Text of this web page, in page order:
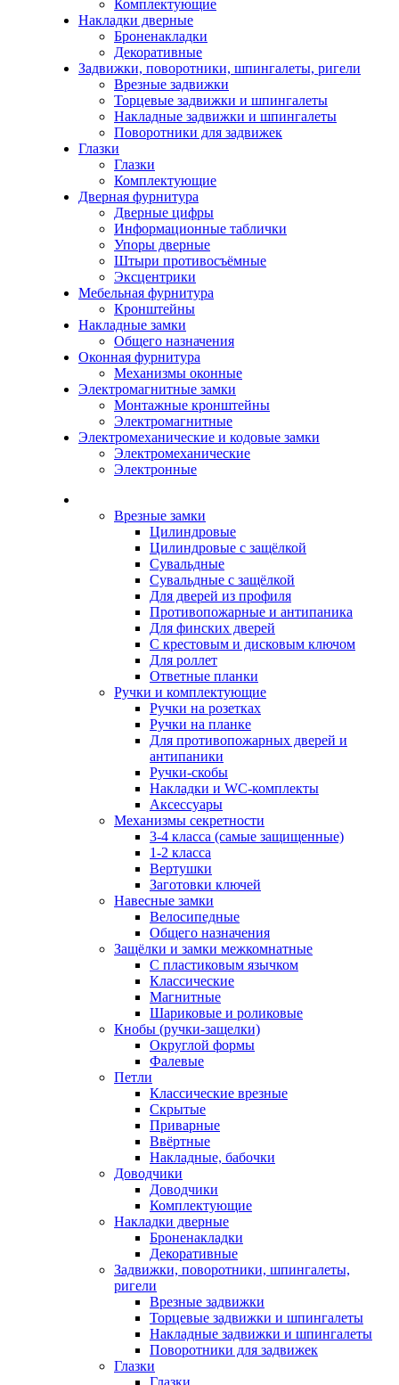
Комплектующие
Накладки дверные
Броненакладки
Декоративные
Задвижки, поворотники, шпингалеты, ригели
Врезные задвижки
Торцевые задвижки и шпингалеты
Накладные задвижки и шпингалеты
Поворотники для задвижек
Глазки
Глазки
Комплектующие
Дверная фурнитура
Дверные цифры
Информационные таблички
Упоры дверные
Штыри противосъёмные
Эксцентрики
Мебельная фурнитура
Кронштейны
Накладные замки
Общего назначения
Оконная фурнитура
Механизмы оконные
Электромагнитные замки
Монтажные кронштейны
Электромагнитные
Электромеханические и кодовые замки
Электромеханические
Электронные
Врезные замки
Цилиндровые
Цилиндровые с защёлкой
Сувальдные
Сувальдные с защёлкой
Для дверей из профиля
Противопожарные и антипаника
Для финских дверей
С крестовым и дисковым ключом
Для роллет
Ответные планки
Ручки и комплектующие
Ручки на розетках
Ручки на планке
Для противопожарных дверей и
антипаники
Ручки-скобы
Накладки и WC-комплекты
Аксессуары
Механизмы секретности
3-4 класса (самые защищенные)
1-2 класса
Вертушки
Заготовки ключей
Навесные замки
Велосипедные
Общего назначения
Защёлки и замки межкомнатные
С пластиковым язычком
Классические
Магнитные
Шариковые и роликовые
Кнобы (ручки-защелки)
Округлой формы
Фалевые
Петли
Классические врезные
Скрытые
Приварные
Ввёртные
Накладные, бабочки
Доводчики
Доводчики
Комплектующие
Накладки дверные
Броненакладки
Декоративные
Задвижки, поворотники, шпингалеты,
ригели
Врезные задвижки
Торцевые задвижки и шпингалеты
Накладные задвижки и шпингалеты
Поворотники для задвижек
Глазки
Глазки